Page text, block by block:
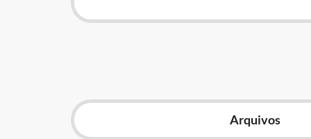
Arquivos